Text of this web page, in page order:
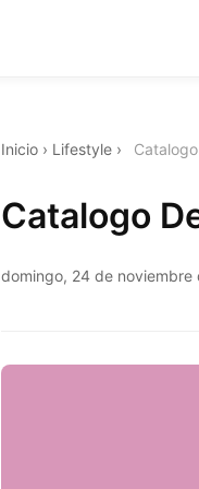
Inicio › Lifestyle ›
Catalogo
domingo, 24 de noviembre